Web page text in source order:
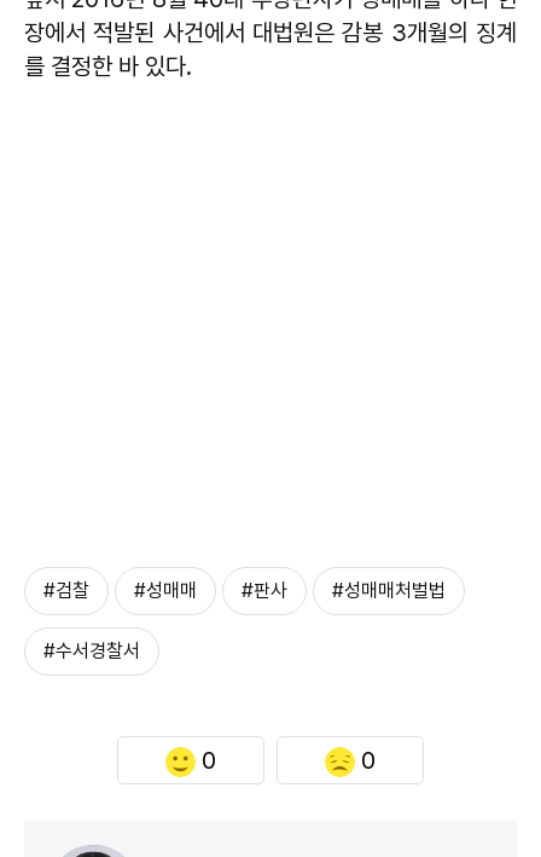
장에서 적발된 사건에서 대법원은 감봉 3개월의 징계
를 결정한 바 있다.
#검찰 #성매매 #판사 #성매매처벌법
#수서경찰서
0 0